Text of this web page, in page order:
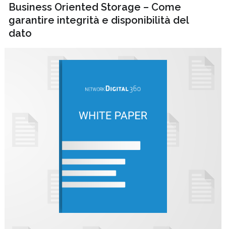
Business Oriented Storage – Come
garantire integrità e disponibilità del
dato